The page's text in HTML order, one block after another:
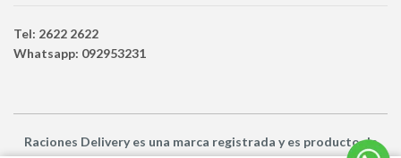
Tel: 2622 2622
Whatsapp: 092953231
Raciones Deliveryes una marca registrada y es productode